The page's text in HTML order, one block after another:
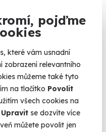
pojďme
které vám usnadní
zobrazení relevantního
můžeme také tyto
na tlačítko Povolit
všech cookies na
Upravit se dozvíte více
můžete povolit jen
unikátní venkovní
únikovku na vlastní kůži!